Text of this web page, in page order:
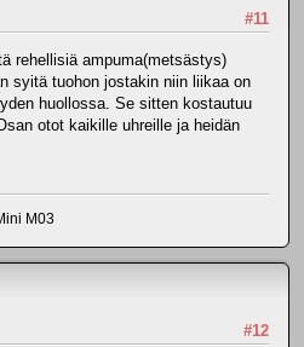
#11
rehellisiä ampuma(metsästys)
syitä tuohon jostakin niin liikaa on
huollossa. Se sitten kostautuu
otot kaikille uhreille ja heidän
M03
#12